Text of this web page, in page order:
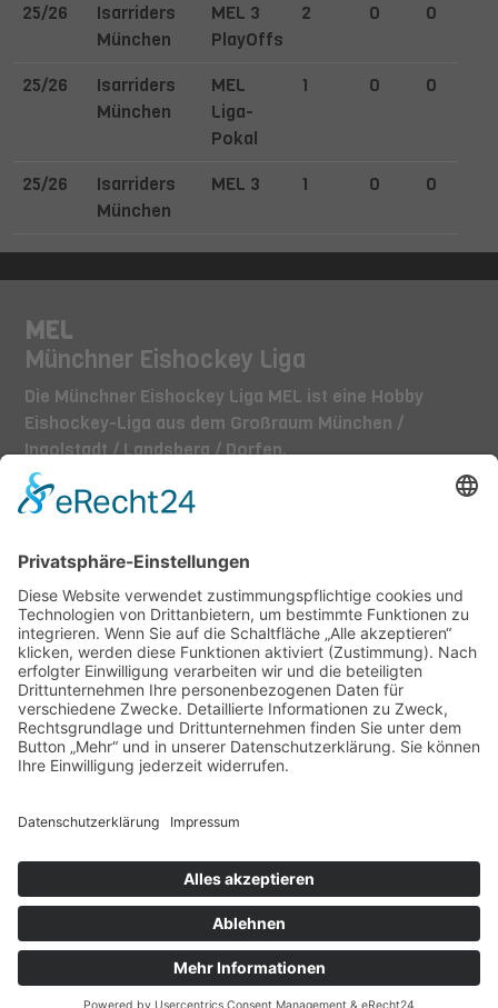
25/26
Isarriders
München
MEL 3
PlayOffs
2 0 0
25/26
Isarriders
München
MEL
Liga-
Pokal
1 0 0
25/26
Isarriders
München
MEL 3 1 0 0
MEL
Münchner Eishockey Liga
Die Münchner Eishockey Liga MEL ist eine Hobby
Eishockey-Liga aus dem Großraum München /
Ingolstadt / Landsberg / Dorfen.
TEAMS
|Downloads
2018 - 2026